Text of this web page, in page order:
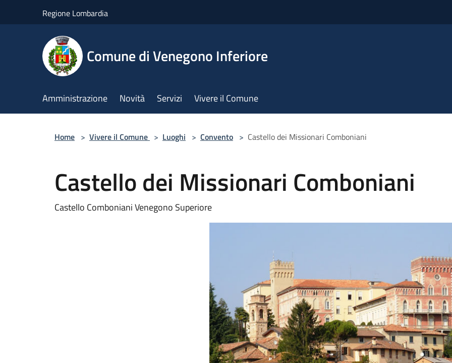
Regione Lombardia
Comune di Venegono Inferiore
Amministrazione Novità Servizi Vivere il Comune
Home > Vivere il Comune > Luoghi > Convento > Castello dei Missionari Comboniani
Castello dei Missionari Comboniani
Castello Comboniani Venegono Superiore